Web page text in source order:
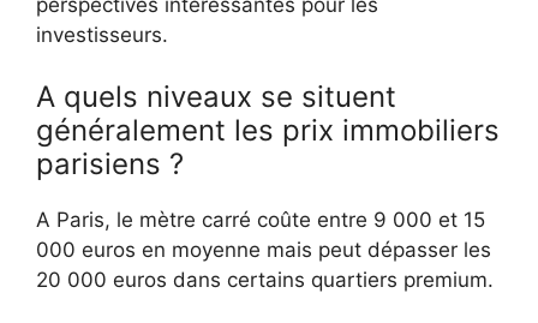
investisseurs.
A quels niveaux se situent
généralement les prix immobiliers
parisiens ?
A Paris, le mètre carré coûte entre 9 000 et 15
000 euros en moyenne mais peut dépasser les
20 000 euros dans certains quartiers premium.